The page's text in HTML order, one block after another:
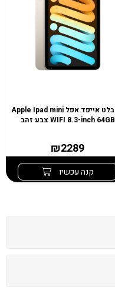
טאבלט אייפד אפל Apple Ipad mini
WIFI 8.3-inch 64GB צבע זהב
₪2289
קנה עכשיו